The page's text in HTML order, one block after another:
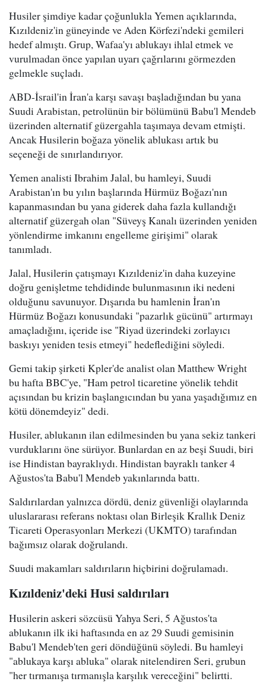
Husiler şimdiye kadar çoğunlukla Yemen açıklarında,
Kızıldeniz'in güneyinde ve Aden Körfezi'ndeki gemileri
hedef almıştı. Grup, Wafaa'yı ablukayı ihlal etmek ve
vurulmadan önce yapılan uyarı çağrılarını görmezden
gelmekle suçladı.
ABD-İsrail'in İran'a karşı savaşı başladığından bu yana
Suudi Arabistan, petrolünün bir bölümünü Babu'l Mendeb
üzerinden alternatif güzergahla taşımaya devam etmişti.
Ancak Husilerin boğaza yönelik ablukası artık bu
seçeneği de sınırlandırıyor.
Yemen analisti Ibrahim Jalal, bu hamleyi, Suudi
Arabistan'ın bu yılın başlarında Hürmüz Boğazı'nın
kapanmasından bu yana giderek daha fazla kullandığı
alternatif güzergah olan "Süveyş Kanalı üzerinden yeniden
yönlendirme imkanını engelleme girişimi" olarak
tanımladı.
Jalal, Husilerin çatışmayı Kızıldeniz'in daha kuzeyine
doğru genişletme tehdidinde bulunmasının iki nedeni
olduğunu savunuyor. Dışarıda bu hamlenin İran'ın
Hürmüz Boğazı konusundaki "pazarlık gücünü" artırmayı
amaçladığını, içeride ise "Riyad üzerindeki zorlayıcı
baskıyı yeniden tesis etmeyi" hedeflediğini söyledi.
Gemi takip şirketi Kpler'de analist olan Matthew Wright
bu hafta BBC'ye, "Ham petrol ticaretine yönelik tehdit
açısından bu krizin başlangıcından bu yana yaşadığımız en
kötü dönemdeyiz" dedi.
Husiler, ablukanın ilan edilmesinden bu yana sekiz tankeri
vurduklarını öne sürüyor. Bunlardan en az beşi Suudi, biri
ise Hindistan bayraklıydı. Hindistan bayraklı tanker 4
Ağustos'ta Babu'l Mendeb yakınlarında battı.
Saldırılardan yalnızca dördü, deniz güvenliği olaylarında
uluslararası referans noktası olan Birleşik Krallık Deniz
Ticareti Operasyonları Merkezi (UKMTO) tarafından
bağımsız olarak doğrulandı.
Suudi makamları saldırıların hiçbirini doğrulamadı.
Kızıldeniz'deki Husi saldırıları
Husilerin askeri sözcüsü Yahya Seri, 5 Ağustos'ta
ablukanın ilk iki haftasında en az 29 Suudi gemisinin
Babu'l Mendeb'ten geri döndüğünü söyledi. Bu hamleyi
"ablukaya karşı abluka" olarak nitelendiren Seri, grubun
"her tırmanışa tırmanışla karşılık vereceğini" belirtti.